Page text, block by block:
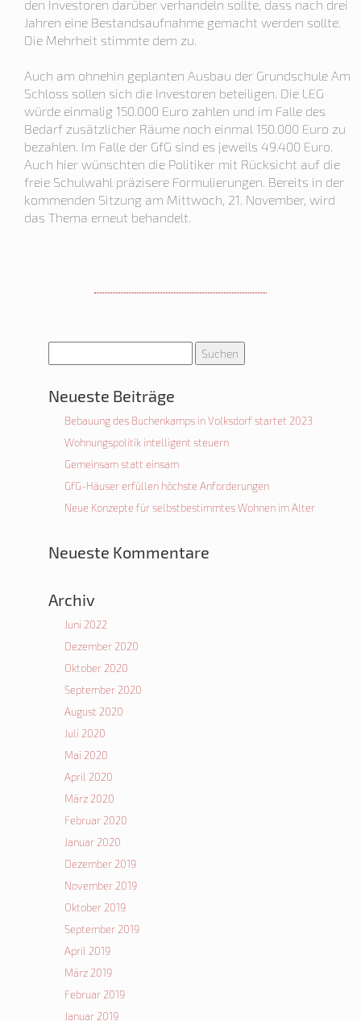
den Investoren darüber verhandeln sollte, dass nach drei
Jahren eine Bestandsaufnahme gemacht werden sollte.
Die Mehrheit stimmte dem zu.
Auch am ohnehin geplanten Ausbau der Grundschule Am
Schloss sollen sich die Investoren beteiligen. Die LEG
würde einmalig 150.000 Euro zahlen und im Falle des
Bedarf zusätzlicher Räume noch einmal 150.000 Euro zu
bezahlen. Im Falle der GfG sind es jeweils 49.400 Euro.
Auch hier wünschten die Politiker mit Rücksicht auf die
freie Schulwahl präzisere Formulierungen. Bereits in der
kommenden Sitzung am Mittwoch, 21. November, wird
das Thema erneut behandelt.
nach:
Neueste Beiträge
Bebauung des Buchenkamps in Volksdorf startet 2023
Wohnungspolitik intelligent steuern
Gemeinsam statt einsam
GfG-Häuser erfüllen höchste Anforderungen
Neue Konzepte für selbstbestimmtes Wohnen im Alter
Neueste Kommentare
Archiv
Juni 2022
Dezember 2020
Oktober 2020
September 2020
August 2020
Juli 2020
Mai 2020
April 2020
März 2020
Februar 2020
Januar 2020
Dezember 2019
November 2019
Oktober 2019
September 2019
April 2019
März 2019
Februar 2019
Januar 2019